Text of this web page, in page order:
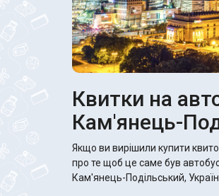
Квитки на
Кам'янець-
Якщо ви вирішили купити
про те щоб це саме був
Кам'янець-Подільський,